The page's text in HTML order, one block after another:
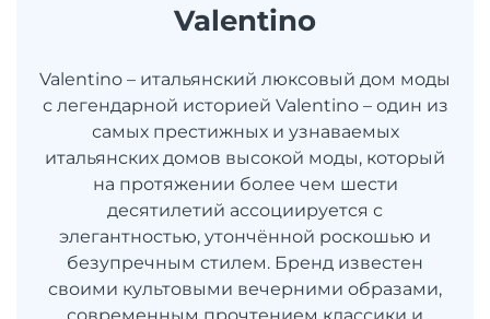
Valentino
Valentino – итальянский люксовый дом моды
с легендарной историей Valentino – один из
самых престижных и узнаваемых
итальянских домов высокой моды, который
на протяжении более чем шести
десятилетий ассоциируется с
элегантностью, утончённой роскошью и
безупречным стилем. Бренд известен
своими культовыми вечерними образами,
современным прочтением классики и